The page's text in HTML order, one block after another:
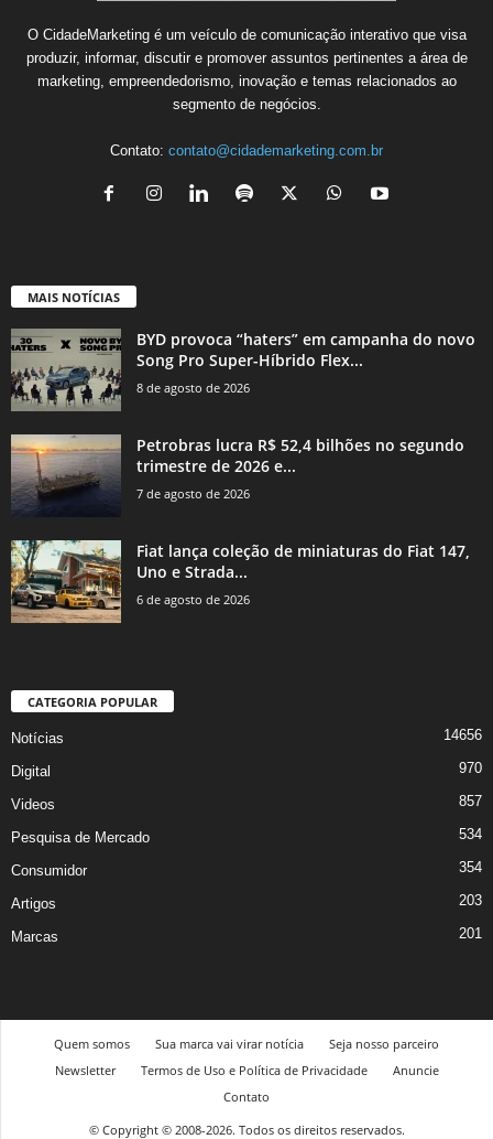
O CidadeMarketing é um veículo de comunicação interativo que visa
produzir, informar, discutir e promover assuntos pertinentes a área de
marketing, empreendedorismo, inovação e temas relacionados ao
segmento de negócios.
Contato: contato@cidademarketing.com.br
MAIS NOTÍCIAS
BYD provoca “haters” em campanha do novo
Song Pro Super-Híbrido Flex...
8 de agosto de 2026
Petrobras lucra R$ 52,4 bilhões no segundo
trimestre de 2026 e...
7 de agosto de 2026
Fiat lança coleção de miniaturas do Fiat 147,
Uno e Strada...
6 de agosto de 2026
CATEGORIA POPULAR
Notícias 14656
Digital 970
Videos 857
Pesquisa de Mercado 534
Consumidor 354
Artigos 203
Marcas 201
Quem somos Sua marca vai virar notícia
Seja nosso parceiro
Newsletter
Termos de Uso e Política de Privacidade
Anuncie
Contato
© Copyright © 2008-2026. Todos os direitos reservados.